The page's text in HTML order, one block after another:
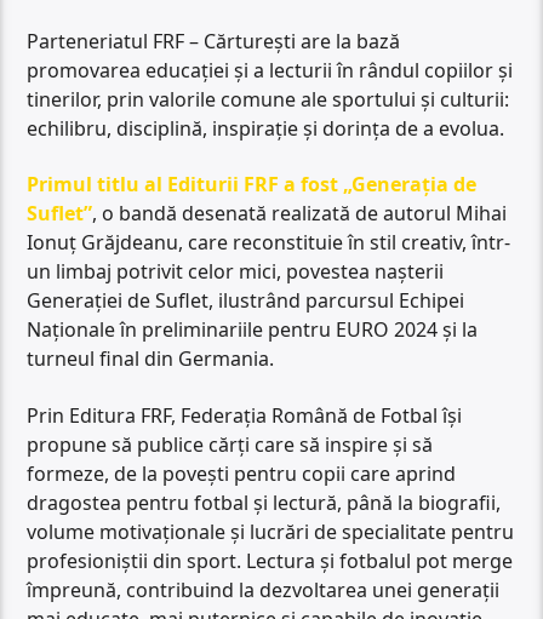
Parteneriatul FRF – Cărturești are la bază
promovarea educației și a lecturii în rândul copiilor și
tinerilor, prin valorile comune ale sportului și culturii:
echilibru, disciplină, inspirație și dorința de a evolua.
Primul titlu al Editurii FRF a fost „Generația de
Suflet”, o bandă desenată realizată de autorul Mihai
Ionuț Grăjdeanu, care reconstituie în stil creativ, într-
un limbaj potrivit celor mici, povestea nașterii
Generației de Suflet, ilustrând parcursul Echipei
Naționale în preliminariile pentru EURO 2024 și la
turneul final din Germania.
Prin Editura FRF, Federația Română de Fotbal își
propune să publice cărți care să inspire și să
formeze, de la povești pentru copii care aprind
dragostea pentru fotbal și lectură, până la biografii,
volume motivaționale și lucrări de specialitate pentru
profesioniștii din sport. Lectura și fotbalul pot merge
împreună, contribuind la dezvoltarea unei generații